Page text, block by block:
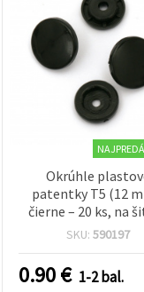
Okrúhle
patentky T5 (12
čierne – 20 ks, na
odevné doplnky
SKU: 590197
0.90€ 1-2 bal.